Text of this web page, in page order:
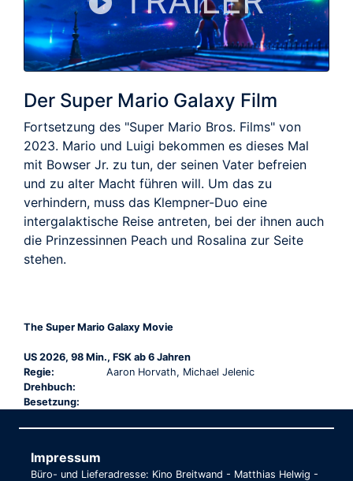
Der Super Mario Galaxy Film
Fortsetzung des "Super Mario Bros. Films" von
2023. Mario und Luigi bekommen es dieses Mal
mit Bowser Jr. zu tun, der seinen Vater befreien
und zu alter Macht führen will. Um das zu
verhindern, muss das Klempner-Duo eine
intergalaktische Reise antreten, bei der ihnen auch
die Prinzessinnen Peach und Rosalina zur Seite
stehen.
The Super Mario Galaxy Movie
US 2026, 98 Min., FSK ab 6 Jahren
Regie:
Aaron Horvath, Michael Jelenic
Drehbuch:
Besetzung:
Impressum
Büro- und Lieferadresse: Kino Breitwand - Matthias Helwig -